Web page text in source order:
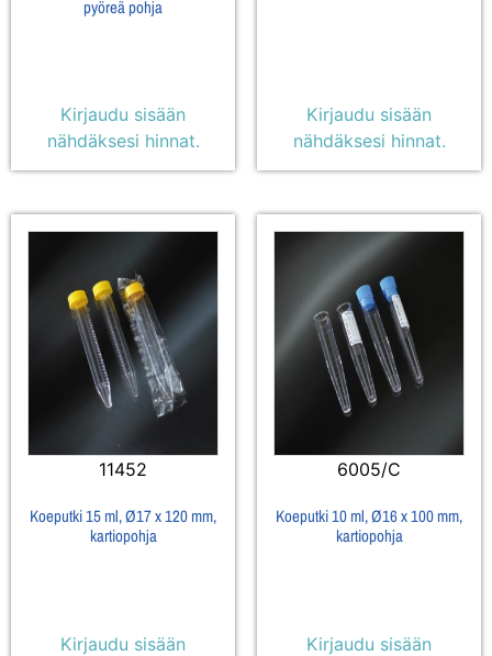
pyöreä pohja
Kirjaudu sisään
nähdäksesi hinnat.
Kirjaudu sisään
nähdäksesi hinnat.
11452
Koeputki 15 ml, Ø17 x 120 mm,
kartiopohja
Kirjaudu sisään
6005/C
Koeputki 10 ml, Ø16 x 100 mm,
kartiopohja
Kirjaudu sisään